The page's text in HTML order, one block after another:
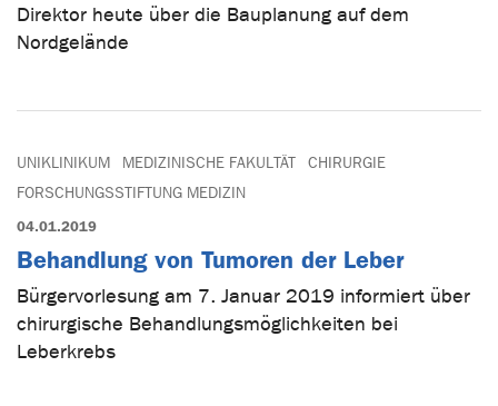
Direktor heute über die Bauplanung auf dem
Nordgelände
UNIKLINIKUM MEDIZINISCHE FAKULTÄT
CHIRURGIE
FORSCHUNGSSTIFTUNG MEDIZIN
04.01.2019
Behandlung von Tumoren der Leber
Bürgervorlesung am 7. Januar 2019 informiert über
chirurgische Behandlungsmöglichkeiten bei
Leberkrebs